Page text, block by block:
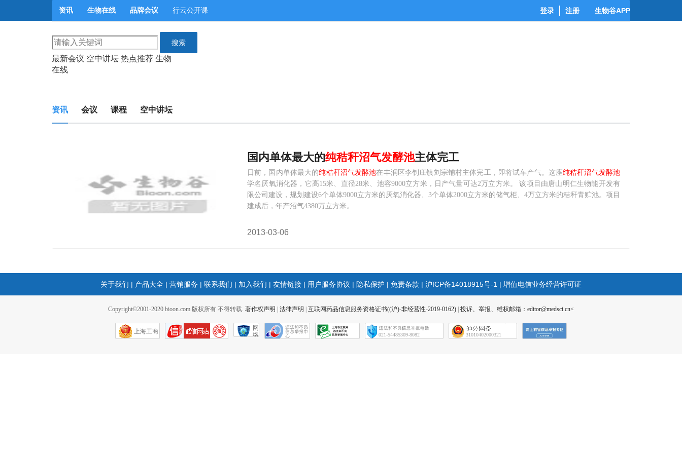
资讯 生物在线 品牌会议 行云公开课 登录 注册 生物谷APP
搜索
最新会议 空中讲坛 热点推荐 生物
在线
资讯 会议 课程 空中讲坛
国内单体最大的纯秸秆沼气发酵池主体完工
日前，国内单体最大的纯秸秆沼气发酵池在丰润区李钊庄镇刘宗铺村主体完工，即将试车产气。这座纯秸秆沼气发酵池
学名厌氧消化器，它高15米、直径28米、池容9000立方米，日产气量可达2万立方米。 该项目由唐山明仁生物能开发有
限公司建设，规划建设6个单体9000立方米的厌氧消化器、3个单体2000立方米的储气柜、4万立方米的秸秆青贮池。项目
建成后，年产沼气4380万立方米。
2013-03-06
关于我们 | 产品大全 | 营销服务 | 联系我们 | 加入我们 | 友情链接 | 用户服务协议 | 隐私保护 | 免责条款 | 沪ICP备14018915号-1 | 增值电信业务经营许可证
Copyright©2001-2020 bioon.com 版权所有 不得转载. 著作权声明 法律声明 互联网药品信息服务资格证书((沪)-非经营性-2019-0162) 投诉、举报、维权邮箱：editor@medsci.cn<
上海工商
网
络
021-54485309-8082 31010402000321